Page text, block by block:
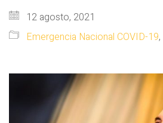
12 agosto, 2021
Emergencia Nacional COVID-19,